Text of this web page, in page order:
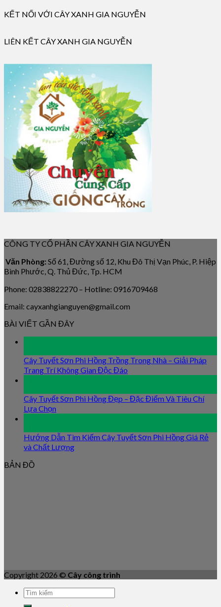
KẾT NỐI VỚI CÂY XANH GIA NGUYỄN
LIÊN KẾT CÂY XANH GIA NGUYỄN
CÔNG TY CỔ PHẦN CÂY XANH GIA NGUYỄN
Văn Phòng: Số 61, Đường số 12, Khu Đô Thị Vạn Phúc, P. Hiệp
Bình Phước, Q. Thủ Đức, Tp. HCM
Phone: 02838822270 – Hotline: 0916709468
Email: cayxanhgianguyen@gmail.com
BÀI VIẾT GẦN ĐÂY
Cây Tuyết Sơn Phi Hồng Trồng Trong Nhà – Giải Pháp
Trang Trí Không Gian Độc Đáo
Cây Tuyết Sơn Phi Hồng Đẹp – Đặc Điểm Và Tiêu Chí
Lựa Chọn
Hướng Dẫn Tìm Kiếm Cây Tuyết Sơn Phi Hồng Giá Rẻ
và Chất Lượng
BẢN ĐỒ
Copyright 2026 © Cây công trình